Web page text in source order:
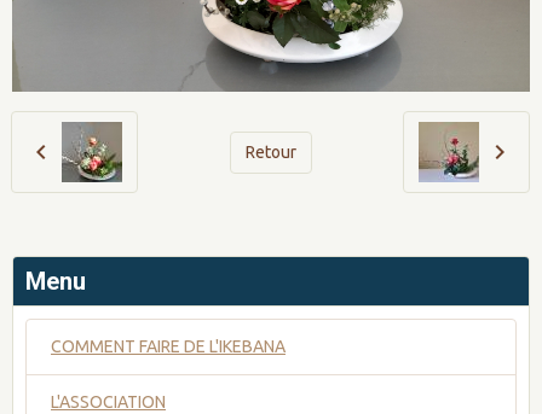
Retour
Menu
COMMENT FAIRE DE L'IKEBANA
L'ASSOCIATION